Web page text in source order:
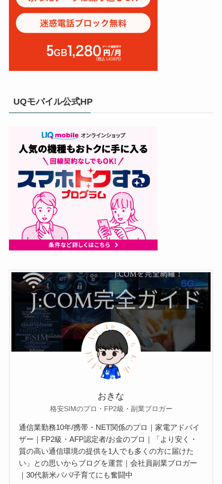
UQモバイル公式HP
おきな
格安SIMのプロ・FP2級・副業ブロガー
通信業勤務10年/携帯・NET関係のプロ｜家電アドバイ
ザー｜FP2級・AFP認定者/お金のプロ｜「より安く・
質の高い通信環境の提供を1人でも多くの方に届けた
い」との思いからブログを運営｜会社員副業ブロガー
｜30代新米パパ/子育てにも奮闘中